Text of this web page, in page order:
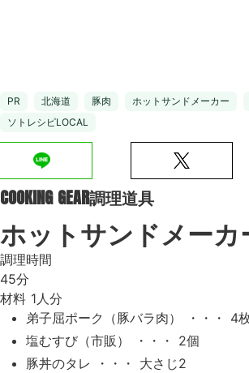
PR 北海道 豚肉 ホットサンドメーカー
ソトレシピLOCAL
COOKING GEAR調理道具
ホットサンドメー
調理時間
45分
材料 1人分
弟子屈ポーク（豚バラ肉） ・・・ 4
塩むすび（市販） ・・・ 2個
豚丼のタレ ・・・ 大さじ2